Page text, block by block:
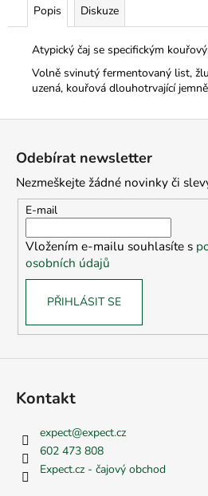
Popis Diskuze
Atypický čaj se specifickým
Volně svinutý fermentovaný list,
uzená, kouřová dlouhotrvající
Odebírat newsletter
Nezmeškejte žádné novinky či
E-mail
Vložením e-mailu souhlasíte s
osobních údajů
PŘIHLÁSIT SE
Kontakt
expect@expect.cz
602 473 808
Expect.cz - čajový obchod